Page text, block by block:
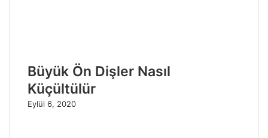
Büyük Ön Dişler Nasıl
Küçültülür
Eylül 6, 2020